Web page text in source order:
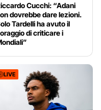
Cucchi: “Adani
dovrebbe dare lezioni.
Tardelli ha avuto il
di criticare i
LIVE